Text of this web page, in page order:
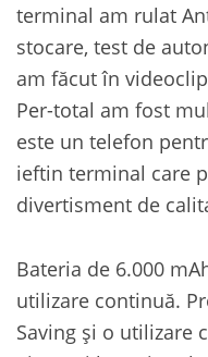
terminal am rulat
stocare, test de
am făcut în
Per-total am fost
este un telefon
ieftin terminal care
divertisment de
Bateria de 6.000
utilizare continuă.
Saving și o utilizare